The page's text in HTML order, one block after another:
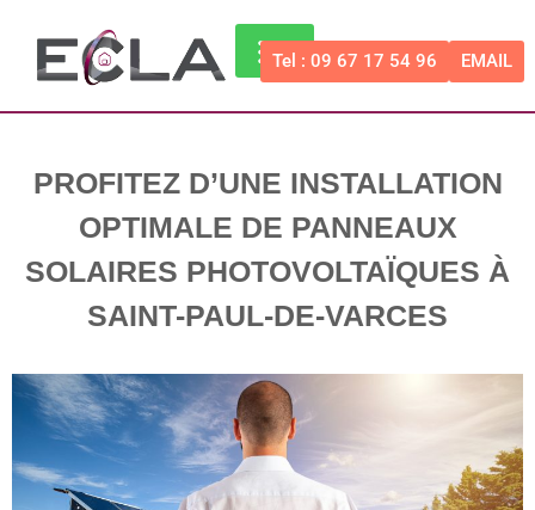
Tel : 09 67 17 54 96 EMAIL
PROFITEZ D’UNE INSTALLATION
OPTIMALE DE PANNEAUX
SOLAIRES PHOTOVOLTAÏQUES À
SAINT-PAUL-DE-VARCES